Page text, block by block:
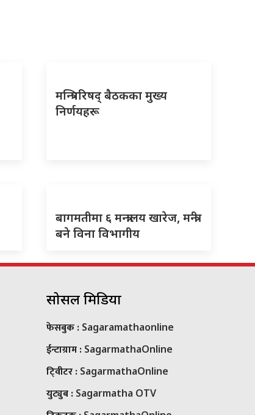
मन्त्रिपरिषद् बैठकका मुख्य
निर्णयहरू
बागमतीमा ६ मन्त्रालय खारेज, मन्त्री
बने विना विभागीय
सोसल मिडिया
फेसबुक : Sagaramathaonline
ईन्टाग्राम : SagarmathaOnline
टि्वीटर : SagarmathaOnline
युट्युब : Sagarmatha OTV